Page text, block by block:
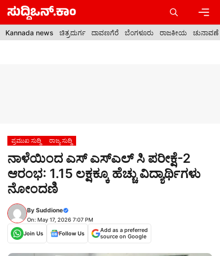
Skip
content
Kannada news ಚಿತ್ರದುರ್ಗ ದಾವಣಗೆರೆ ಬೆಂಗಳೂರು ರಾಜಕೀಯ ಚುನಾವಣೆ
ಪ್ರಮುಖ ಸುದ್ದಿ ರಾಜ್ಯ ಸುದ್ದಿ
ನಾಳೆಯಿಂದ ಎಸ್ ಎಸ್ಎಲ್ ಸಿ ಪರೀಕ್ಷೆ-2
ಆರಂಭ: 1.15 ಲಕ್ಷಕ್ಕೂ ಹೆಚ್ಚು ವಿದ್ಯಾರ್ಥಿಗಳು
ನೋಂದಣಿ
By Suddione
On: May 17, 2026 7:07 PM
Join Us
Follow Us
Add as a preferred
source on Google